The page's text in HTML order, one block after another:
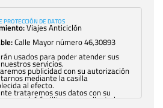
DE DATOS
Viajes Anticiclón
Calle Mayor número 46,30893
usados para poder atender sus
servicios.
publicidad con su autorización
mediante la casilla
al efecto.
trataremos sus datos con su
que podrá facilitarnos mediante la